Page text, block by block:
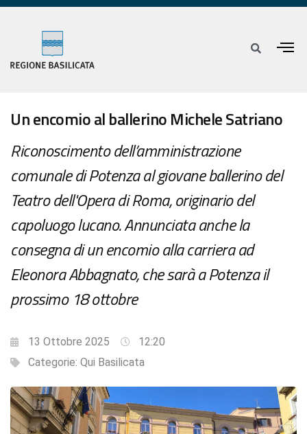
Un encomio al ballerino Michele Satriano
Riconoscimento dell’amministrazione
comunale di Potenza al giovane ballerino del
Teatro dell'Opera di Roma, originario del
capoluogo lucano. Annunciata anche la
consegna di un encomio alla carriera ad
Eleonora Abbagnato, che sarà a Potenza il
prossimo 18 ottobre
13 Ottobre 2025
12:20
Categorie: Qui Basilicata